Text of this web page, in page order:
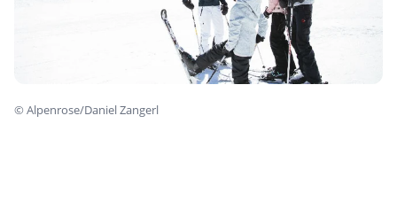
©Alpenrose/Daniel Zangerl